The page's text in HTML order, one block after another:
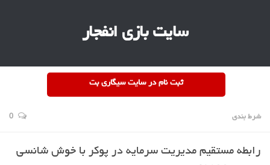
سایت بازی انفجار
ثبت نام در سایت سیگاری بت
شرط بندی 0
رابطه مستقیم مدیریت سرمایه در پوکر با خوش شانسی